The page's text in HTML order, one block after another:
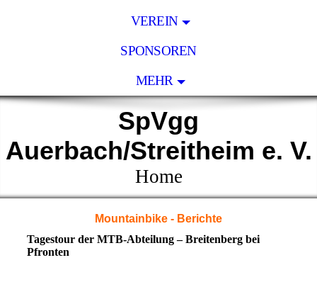
VEREIN
SPONSOREN
MEHR
SpVgg
Auerbach/Streitheim e. V.
Home
Mountainbike - Berichte
Tagestour der MTB-Abteilung – Breitenberg bei
Pfronten